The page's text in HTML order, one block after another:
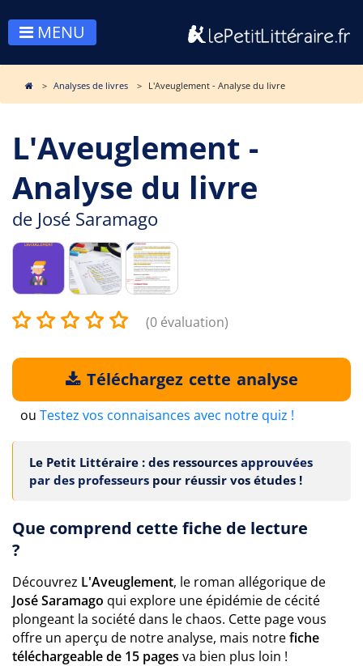
MENU
Analyses de livres L'Aveuglement - Analyse du livre
L'Aveuglement -
Analyse du livre
de José Saramago
(0 évaluation)
Téléchargez cette analyse
ou Testez vos connaisances avec notre quiz !
Le Petit Littéraire : des ressources approuvées
par des professeurs pour réussir vos études !
Que comprend cette fiche de lecture
?
Découvrez L'Aveuglement, le roman allégorique de
José Saramago qui explore une épidémie de cécité
plongeant la société dans le chaos. Cette page vous
offre un aperçu de notre analyse, mais notrefiche
téléchargeable de 15 pages va bien plus loin !